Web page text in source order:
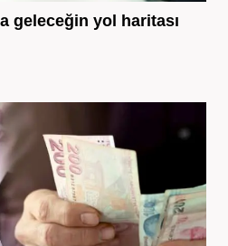
geleceğin yol haritası